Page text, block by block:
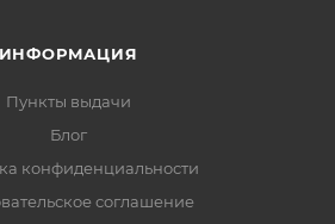
ИНФОРМАЦИЯ
Пункты выдачи
Блог
конфиденциальности
соглашение